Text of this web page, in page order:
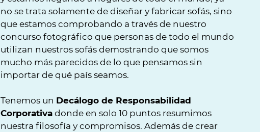
no se trata solamente de diseñar y fabricar sofás, sino
que estamos comprobando a través de nuestro
concurso fotográfico que personas de todo el mundo
utilizan nuestros sofás demostrando que somos
mucho más parecidos de lo que pensamos sin
importar de qué país seamos.
Tenemos un Decálogo de Responsabilidad
Corporativadonde en solo 10 puntos resumimos
nuestra filosofía y compromisos. Además de crear